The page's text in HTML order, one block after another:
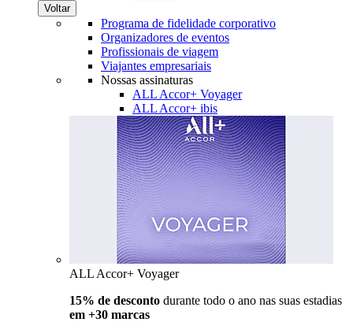
Voltar
Programa de fidelidade corporativo
Organizadores de eventos
Profissionais de viagem
Viajantes empresariais
Nossas assinaturas
ALL Accor+ Voyager
ALL Accor+ ibis
ALL Accor+ Voyager
15% de desconto durante todo o ano nas suas estadias
em +30 marcas